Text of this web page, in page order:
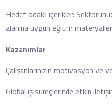
Hedef odaklı içerikler:
alanına uygun eğitim
Kazanımlar
Çalışanlarınızın motivasyon ve
Global iş süreçlerinde etkin